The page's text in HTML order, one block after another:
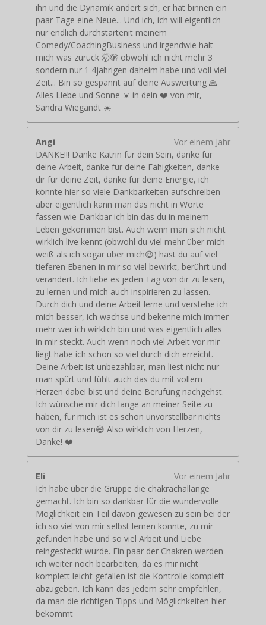
ihn und die Dynamik ändert sich, er hat binnen ein
paar Tage eine Neue... Und ich, ich will eigentlich
nur endlich durchstartenit meinem
Comedy/CoachingBusiness und irgendwie halt
mich was zurück 🤯🫣 obwohl ich nicht mehr 3
sondern nur 1 4jährigen daheim habe und voll viel
Zeit... Bin so gespannt auf deine Auswertung 🙏
Alles Liebe und Sonne ☀️ in dein ❤️ von mir,
Sandra Wiegandt ☀️
Angi
Vor einem Jahr
DANKE!!! Danke Katrin für dein Sein, danke für
deine Arbeit, danke für deine Fähigkeiten, danke
dir für deine Zeit, danke für deine Energie, ich
könnte hier so viele Dankbarkeiten aufschreiben
aber eigentlich kann man das nicht in Worte
fassen wie Dankbar ich bin das du in meinem
Leben gekommen bist. Auch wenn man sich nicht
wirklich live kennt (obwohl du viel mehr über mich
weiß als ich sogar über mich😆) hast du auf viel
tieferen Ebenen in mir so viel bewirkt, berührt und
verändert. Ich liebe es jeden Tag von dir zu lesen,
zu lernen und mich auch inspirieren zu lassen.
Durch dich und deine Arbeit lerne und verstehe ich
mich besser, ich wachse und bekenne mich immer
mehr wer ich wirklich bin und was eigentlich alles
in mir steckt. Auch wenn noch viel Arbeit vor mir
liegt habe ich schon so viel durch dich erreicht.
Deine Arbeit ist unbezahlbar, man liest nicht nur
man spürt und fühlt auch das du mit vollem
Herzen dabei bist und deine Berufung nachgehst.
Ich wünsche mir dich lange an meiner Seite zu
haben, für mich ist es schon unvorstellbar nichts
von dir zu lesen😅 Also wirklich von Herzen,
Danke! ❤️
Eli
Vor einem Jahr
Ich habe über die Gruppe die chakrachallange
gemacht. Ich bin so dankbar für die wundervolle
Möglichkeit ein Teil davon gewesen zu sein bei der
ich so viel von mir selbst lernen konnte, zu mir
gefunden habe und so viel Arbeit und Liebe
reingesteckt wurde. Ein paar der Chakren werden
ich weiter noch bearbeiten, da es mir nicht
komplett leicht gefallen ist die Kontrolle komplett
abzugeben. Ich kann das jedem sehr empfehlen,
da man die richtigen Tipps und Möglichkeiten hier
bekommt